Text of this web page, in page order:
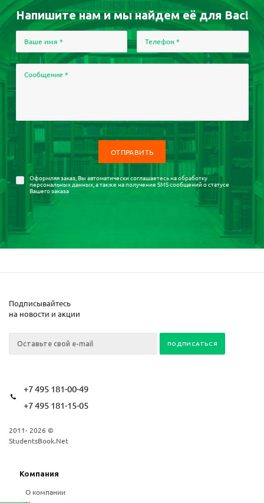
Напишите нам и мы найдем её для Вас!
Ваше имя * Телефон *
Сообщение *
Оформляя заказ, Вы автоматически соглашаетесь наобработку
персональных данных, а также на получение SMS сообщений о статусе
Вашего заказа
Подписывайтесь
на новости и акции
+7 495 181-00-49
+7 495 181-15-05
2011- 2026 ©
StudentsBook.Net
Компания
О компании